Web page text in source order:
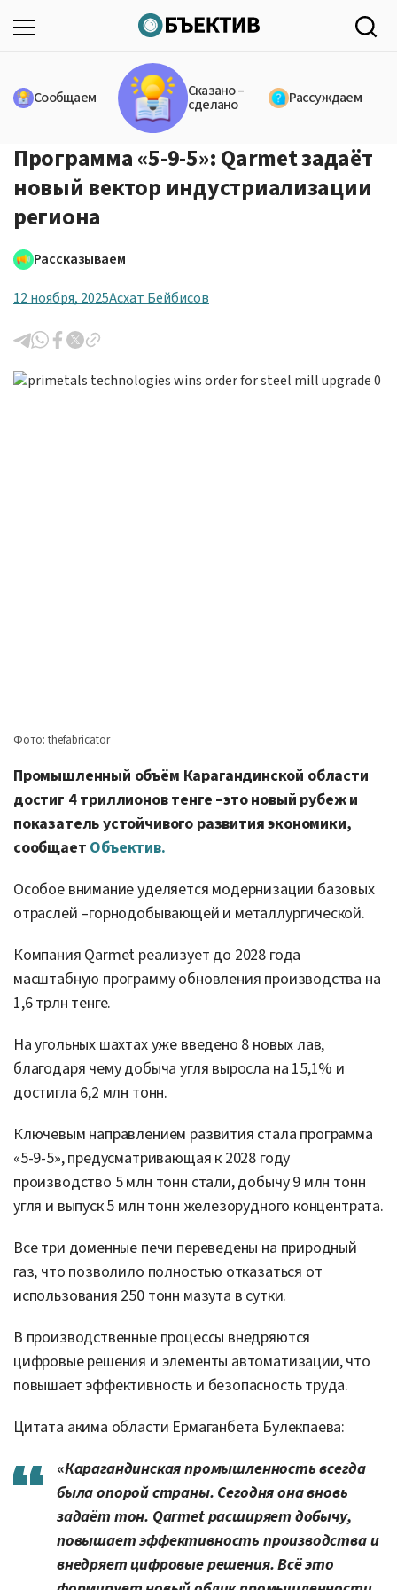
Сообщаем Сказано –
сделано Рассуждаем
Программа «5-9-5»: Qarmet задаёт
новый вектор индустриализации
региона
Рассказываем
12 ноября, 2025Асхат Бейбисов
Фото: thefabricator
Промышленный объём Карагандинской области
достиг 4 триллионов тенге –это новый рубеж и
показатель устойчивого развития экономики,
сообщает Объектив.
Особое внимание уделяется модернизации базовых
отраслей –горнодобывающей и металлургической.
Компания Qarmet реализует до 2028 года
масштабную программу обновления производства на
1,6 трлн тенге.
На угольных шахтах уже введено 8 новых лав,
благодаря чему добыча угля выросла на 15,1% и
достигла 6,2 млн тонн.
Ключевым направлением развития стала программа
«5-9-5», предусматривающая к 2028 году
производство 5 млн тонн стали, добычу 9 млн тонн
угля и выпуск 5 млн тонн железорудного концентрата.
Все три доменные печи переведены на природный
газ, что позволило полностью отказаться от
использования 250 тонн мазута в сутки.
В производственные процессы внедряются
цифровые решения и элементы автоматизации, что
повышает эффективность и безопасность труда.
Цитата акима области Ермаганбета Булекпаева:
«Карагандинская промышленность всегда
была опорой страны. Сегодня она вновь
задаёт тон. Qarmet расширяет добычу,
повышает эффективность производства и
внедряет цифровые решения. Всё это